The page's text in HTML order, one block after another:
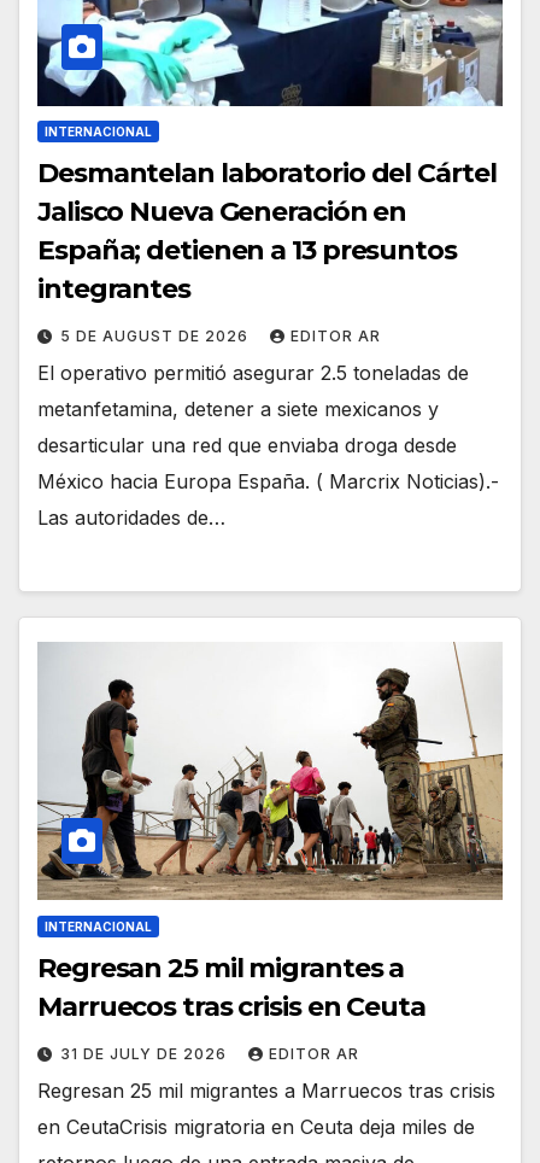
INTERNACIONAL
Desmantelan laboratorio del Cártel
Jalisco Nueva Generación en
España; detienen a 13 presuntos
integrantes
5 DE AUGUST DE 2026 EDITOR AR
El operativo permitió asegurar 2.5 toneladas de
metanfetamina, detener a siete mexicanos y
desarticular una red que enviaba droga desde
México hacia Europa España. ( Marcrix Noticias).-
Las autoridades de…
INTERNACIONAL
Regresan 25 mil migrantes a
Marruecos tras crisis en Ceuta
31 DE JULY DE 2026 EDITOR AR
Regresan 25 mil migrantes a Marruecos tras crisis
en CeutaCrisis migratoria en Ceuta deja miles de